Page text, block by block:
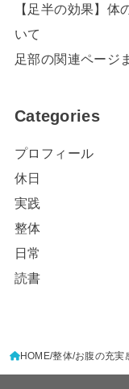
【足半の効果】
いて
足部の関連ページ
Categories
プロフィール
休日
実践
整体
日常
読書
HOME 整体 お腹の充実